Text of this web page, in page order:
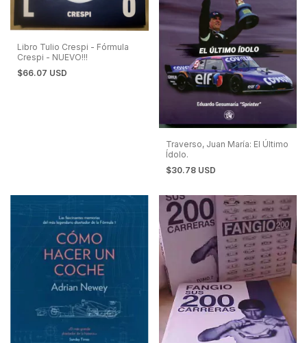
Libro Tulio Crespi - Fórmula
Crespi - NUEVO!!!
$66.07 USD
Traverso, Juan María: El Último
Ídolo.
$30.78 USD